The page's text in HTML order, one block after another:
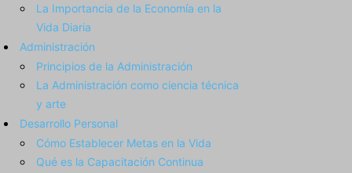
La Importancia de la Economía en la
Vida Diaria
Administración
Principios de la Administración
La Administración como ciencia técnica
y arte
Desarrollo Personal
Cómo Establecer Metas en la Vida
Qué es la Capacitación Continua